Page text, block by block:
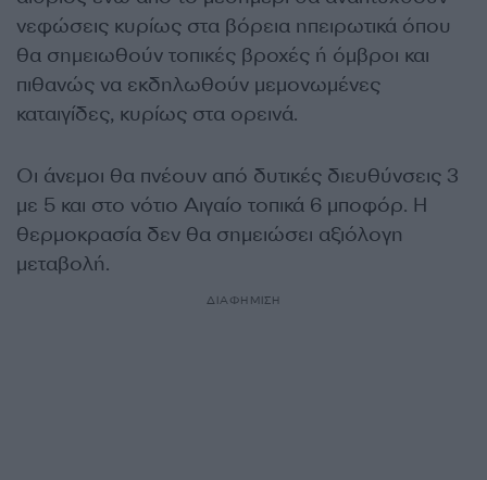
νεφώσεις κυρίως στα βόρεια ηπειρωτικά όπου
θα σημειωθούν τοπικές βροχές ή όμβροι και
πιθανώς να εκδηλωθούν μεμονωμένες
καταιγίδες, κυρίως στα ορεινά.
Οι άνεμοι θα πνέουν από δυτικές διευθύνσεις 3
με 5 και στο νότιο Αιγαίο τοπικά 6 μποφόρ. Η
θερμοκρασία δεν θα σημειώσει αξιόλογη
μεταβολή.
ΔΙΑΦΗΜΙΣΗ